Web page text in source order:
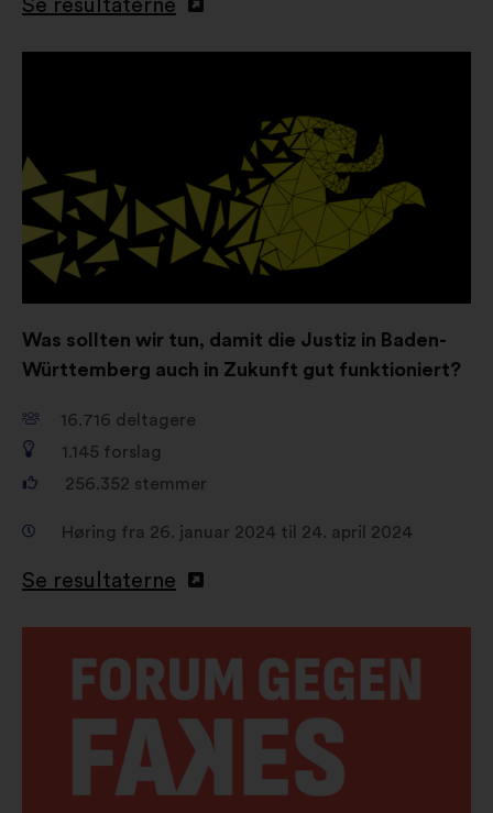
Se resultaterne
Was sollten wir tun, damit die Justiz in Baden-
Württemberg auch in Zukunft gut funktioniert?
16.716 deltagere
1.145 forslag
256.352 stemmer
Høring fra 26. januar 2024 til 24. april 2024
Se resultaterne
fane